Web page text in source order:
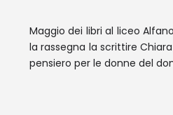
Maggio dei libri al liceo
la rassegna la scrittire
pensiero per le donne del